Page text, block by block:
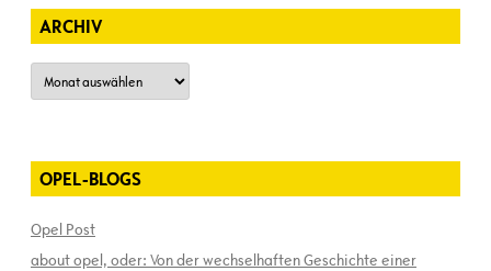
ARCHIV
Archiv
OPEL-BLOGS
Opel Post
about opel, oder: Von der wechselhaften Geschichte einer